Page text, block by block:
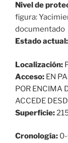
Nivel de
figura:
documentado
Estado actual:
Localización:
Acceso: EN
POR ENCIMA
ACCEDE
Superficie:
Cronología: